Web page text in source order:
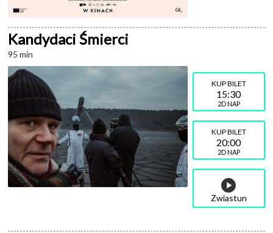
Kandydaci Śmierci
95 min
15:30
2D NAP
20:00
2D NAP
Zwiastun